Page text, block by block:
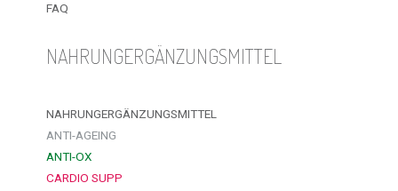
FAQ
NAHRUNGERGÄNZUNGSMITTEL
NAHRUNGERGÄNZUNGSMITTEL
ANTI-AGEING
ANTI-OX
CARDIO SUPP